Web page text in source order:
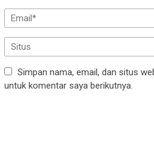
Simpan nama, email, dan situs
untuk komentar saya berikutnya.